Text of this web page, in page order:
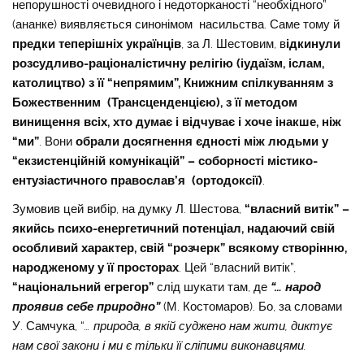
непорушності очевидного і недоторканості “необхідного”
(ананке) виявляється синонімом насильства. Саме тому й
предки теперішніх українців, за Л. Шестовим, відкинули
розсудливо-раціоналістичну релігію (іудаїзм, іслам,
католицтво) з її “непрямим”, Книжним спілкуванням з
Божественним (Трансценденцією), з її методом
винищення всіх, хто думає і відчуває і хоче інакше, ніж
“ми”. Вониобрали досягнення єдності між людьми у
“екзистенційній комунікацій” – соборності містико-
ентузіастичного православ’я (ортодоксії).
Зумовив цей вибір, на думку Л. Шестова,“власний витік” –
якийсь психо-енергетичний потенціал, надаючий свій
особливий характер, свій “розчерк” всякому створінню,
народженому у її просторах. Цей “власний витік”,
“національний егрегор” слід шукати там, де “… народ
проявив себе природно”(М. Костомаров). Бо, за словами
У. Самчука, “… природа, в якій суджено нам жити, диктує
нам свої закони і ми є тільки її сліпими виконавцями.